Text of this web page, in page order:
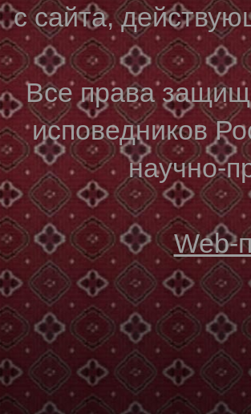
с сайта,
Все права
исповедников
научно-
Web-